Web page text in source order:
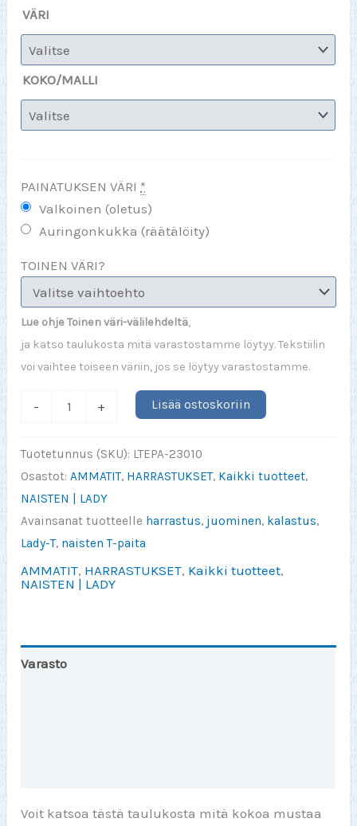
VÄRI
KOKO/MALLI
PAINATUKSEN VÄRI *
Valkoinen (oletus)
Auringonkukka (räätälöity)
TOINEN VÄRI?
Lue ohje Toinen väri-välilehdeltä,
ja katso taulukosta mitä varastostamme löytyy. Tekstiilin
voi vaihtee toiseen väriin, jos se löytyy varastostamme.
-
Kalastus
ongelmistani
olut
ratkaisee
(Lady)
+ Lisää ostoskoriin
Tuotetunnus (SKU): LTEPA-23010
Osastot:AMMATIT, HARRASTUKSET, Kaikki tuotteet,
NAISTEN | LADY
Avainsanat tuotteelle harrastus, juominen, kalastus,
Lady-T, naisten T-paita
AMMATIT, HARRASTUKSET, Kaikki tuotteet,
NAISTEN | LADY
Varasto
Voit katsoa tästä taulukosta mitä kokoa mustaa